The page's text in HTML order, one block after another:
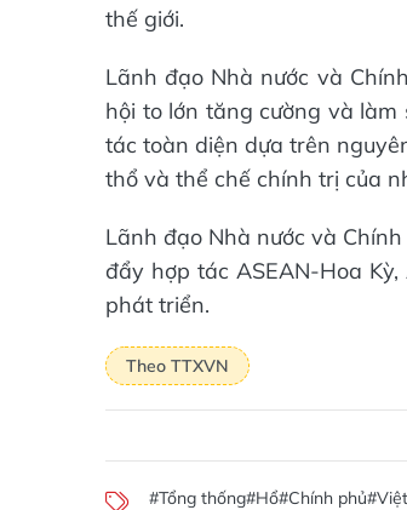
thế giới.
Lãnh đạo Nhà nước và
hội to lớn tăng cường và
tác toàn diện dựa trên
thổ và thể chế chính trị của
Lãnh đạo Nhà nước và
đẩy hợp tác ASEAN-Hoa
phát triển.
Theo TTXVN
#Tổng thống#Hổ#Chính phủ